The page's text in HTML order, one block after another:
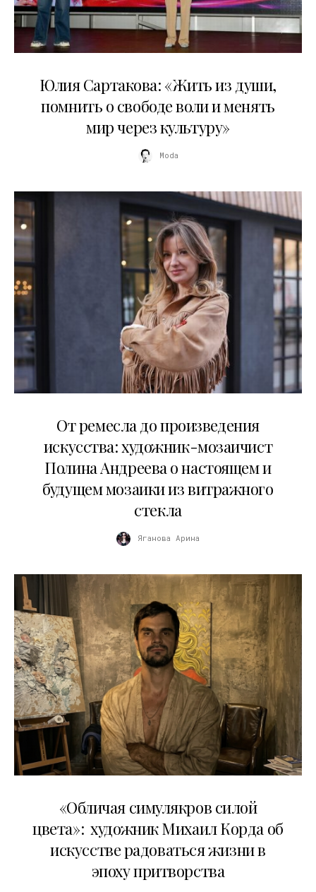
Юлия Сартакова: «Жить из души,
помнить о свободе воли и менять
мир через культуру»
Moda
От ремесла до произведения
искусства: художник-мозаичист
Полина Андреева о настоящем и
будущем мозаики из витражного
стекла
Яганова Арина
«Обличая симулякров силой
цвета»: художник Михаил Корда об
искусстве радоваться жизни в
эпоху притворства